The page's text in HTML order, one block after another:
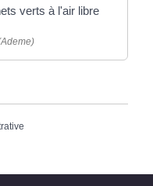
verts à l'air libre